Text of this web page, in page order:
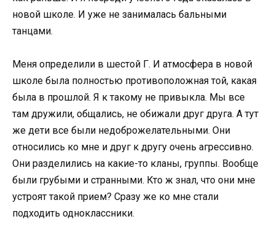
новой школе. И уже не занималась бальными
танцами.
Меня определили в шестой Г. И атмосфера в новой
школе была полностью противоположная той, какая
была в прошлой. Я к такому не привыкла. Мы все
там дружили, общались, не обижали друг друга. А тут
же дети все были недоброжелательными. Они
относились ко мне и друг к другу очень агрессивно.
Они разделились на какие-то кланы, группы. Вообще
были грубыми и странными. Кто ж знал, что они мне
устроят такой прием? Сразу же ко мне стали
подходить одноклассники.